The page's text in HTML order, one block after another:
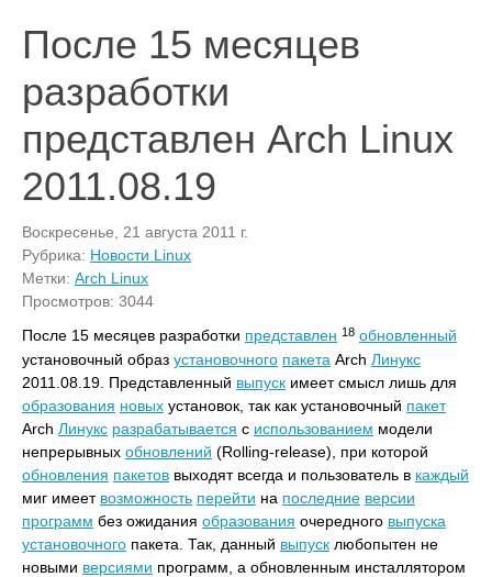
После 15 месяцев
разработки
представлен Arch Linux
2011.08.19
Воскресенье, 21 августа 2011 г.
Рубрика: Новости Linux
Метки: Arch Linux
Просмотров: 3044
После 15 месяцев разработки представлен 18 обновленный
установочный образ установочного пакета Arch Линукс
2011.08.19. Представленный выпуск имеет смысл лишь для
образования новых установок, так как установочный пакет
Arch Линукс разрабатывается с использованием модели
непрерывных обновлений (Rolling-release), при которой
обновления пакетов выходят всегда и пользователь в каждый
миг имеет возможность перейти на последние версии
программ без ожидания образования очередного выпуска
установочного пакета. Так, данный выпуск любопытен не
новыми версиями программ, а обновленным инсталлятором